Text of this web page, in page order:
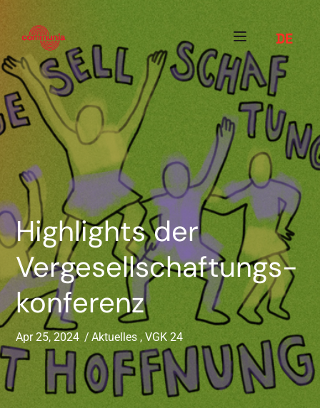
DE
Highlights der
Vergesellschaftungs-
konferenz
Apr 25, 2024 Aktuelles ,VGK 24